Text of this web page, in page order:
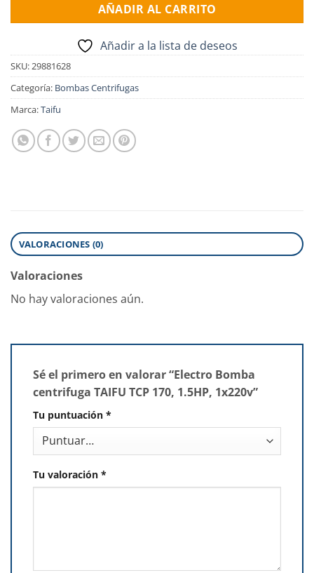
AÑADIR AL CARRITO
Añadir a la lista de deseos
SKU:29881628
Categoría: Bombas Centrifugas
Marca:Taifu
VALORACIONES (0)
Valoraciones
No hay valoraciones aún.
Sé el primero en valorar “Electro Bomba
centrifuga TAIFU TCP 170, 1.5HP, 1x220v”
Tu puntuación *
Tu valoración *